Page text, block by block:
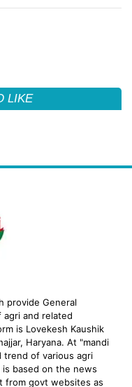
LIKE
provide General
and related
is Lovekesh Kaushik
Haryana. At "mandi
trend of various agri
based on the news
from govt websites as